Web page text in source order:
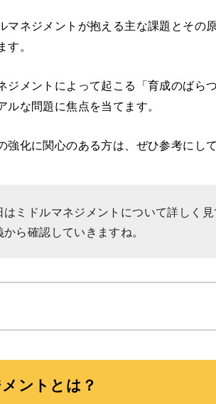
マネジメントが抱える主な課題とその
。
ジメントによって起こる「育成のばら
な問題に焦点を当てます。
強化に関心のある方は、ぜひ参考にして
はミドルマネジメントについて詳しく
から確認していきますね。
ントとは？